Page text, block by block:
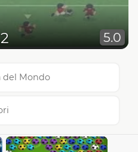
5.0
del Mondo